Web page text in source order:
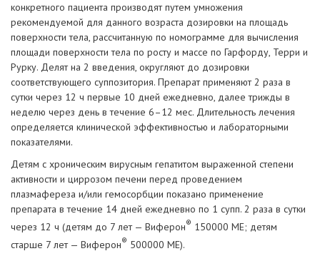
конкретного пациента производят путем умножения
рекомендуемой для данного возраста дозировки на площадь
поверхности тела, рассчитанную по номограмме для вычисления
площади поверхности тела по росту и массе по Гарфорду, Терри и
Рурку. Делят на 2 введения, округляют до дозировки
соответствующего суппозитория. Препарат применяют 2 раза в
сутки через 12 ч первые 10 дней ежедневно, далее трижды в
неделю через день в течение 6–12 мес. Длительность лечения
определяется клинической эффективностью и лабораторными
показателями.
Детям с хроническим вирусным гепатитом выраженной степени
активности и циррозом печени перед проведением
плазмафереза и/или гемосорбции показано применение
препарата в течение 14 дней ежедневно по 1 супп. 2 раза в сутки
через 12 ч (детям до 7 лет — Виферон® 150000 МЕ; детям
старше 7 лет — Виферон® 500000 МЕ).